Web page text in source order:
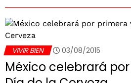
VIVIR BIEN 03/08/2015
México celebrará